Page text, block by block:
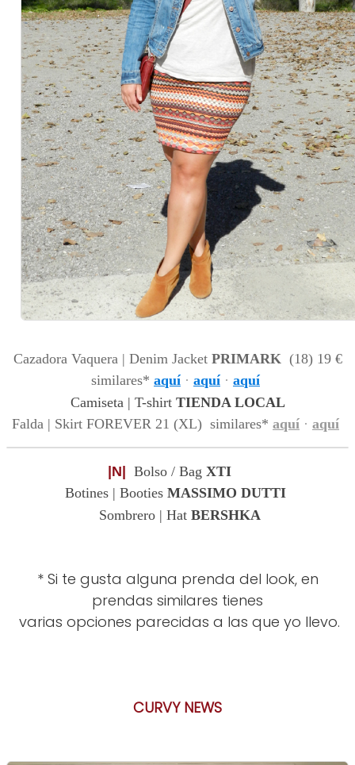
Cazadora Vaquera | Denim Jacket PRIMARK(18) 19 €
similares* aquí · aquí · aquí
Camiseta | T-shirt TIENDA LOCAL
Falda | Skirt FOREVER 21 (XL) similares* aquí · aquí
|N| Bolso / Bag XTI
Botines | Booties MASSIMO DUTTI
Sombrero | Hat BERSHKA
* Si te gusta alguna prenda del look, en
prendas similares tienes
varias opciones parecidas a las que yo llevo.
CURVY NEWS